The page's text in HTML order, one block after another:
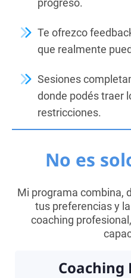
progreso.
Te ofrezco
que realmente
Sesiones
donde podés traer
restricciones.
No es
Mi programa combina,
tus preferencias y
coaching
Coaching